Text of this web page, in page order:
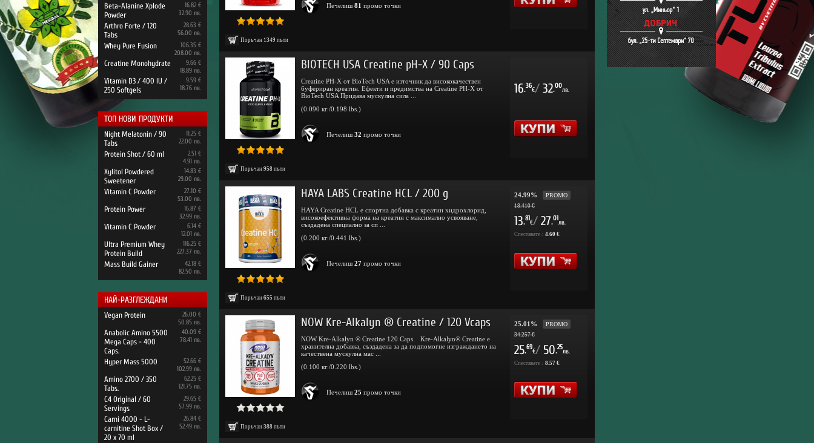
Beta-Alanine Xplode
Powder
16.82 €
32.90 лв.
Arthro Forte / 120
Tabs
28.63 €
56.00 лв.
Whey Pure Fusion
106.35 €
208.00 лв.
Creatine Monohydrate
9.66 €
18.89 лв.
Vitamin D3 / 400 IU /
250 Softgels
9.59 €
18.76 лв.
ТОП НОВИ ПРОДУКТИ
Night Melatonin / 90
Tabs
11.25 €
22.00 лв.
Protein Shot / 60 ml
2.51 €
4.91 лв.
Xylitol Powdered
Sweetener
14.83 €
29.00 лв.
Vitamin C Powder
27.10 €
53.00 лв.
Protein Power
16.87 €
32.99 лв.
Vitamin C Powder
6.14 €
12.01 лв.
Ultra Premium Whey
Protein Build
116.25 €
227.37 лв.
Mass Build Gainer
42.18 €
82.50 лв.
НАЙ-РАЗГЛЕЖДАНИ
Vegan Protein
26.00 €
50.85 лв.
Anabolic Amino 5500
Mega Caps - 400
Caps.
40.09 €
78.41 лв.
Hyper Mass 5000
52.66 €
102.99 лв.
Amino 2700 / 350
Tabs.
62.25 €
121.75 лв.
C4 Original / 60
Servings
29.65 €
57.99 лв.
Carni 4000 - L-
carnitine Shot Box /
20 x 70 ml
26.84 €
52.49 лв.
Поръчан 1349 пъти
Печелиш 81 промо точки
Поръчан 958 пъти
BIOTECH USA Creatine pH-X / 90 Caps
Creatine PH-X от BioTech USA е източник да висококачествен
буфериран креатин. Ефекти и предимства на Creatine PH-X от
BioTech USA Придава мускулна сила ...
(0.090 кг./0.198 lbs.)
Печелиш 32 промо точки
16.36
€/ 32.00
лв.
Поръчан 655 пъти
HAYA LABS Creatine HCL / 200 g
HAYA Creatine HCL е спортна добавка с креатин хидрохлорид,
високоефективна форма на креатин с максимално усвояване,
създадена специално за сп ...
(0.200 кг./0.441 lbs.)
Печелиш 27 промо точки
24.99% PROMO
18.410 €
13.81
€/ 27.01
лв.
Спестявате : 4.60 €
Поръчан 388 пъти
NOW Kre-Alkalyn ® Creatine / 120 Vcaps
NOW Kre-Alkalyn ® Creatine 120 Caps. Kre-Alkalyn® Creatine е
хранителна добавка, създадена за да подпомогне изграждането на
качествена мускулна мас ...
(0.100 кг./0.220 lbs.)
Печелиш 25 промо точки
25.01% PROMO
34.257 €
25.69
€/ 50.25
лв.
Спестявате : 8.57 €